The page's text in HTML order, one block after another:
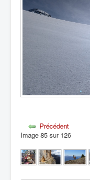
Précédent
Image 85 sur 126